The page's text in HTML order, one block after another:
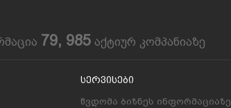
79, 985 აქტიურ კომპანიაზე
Სერვისები
წვდომა ბიზნეს ინფორმაციაზე